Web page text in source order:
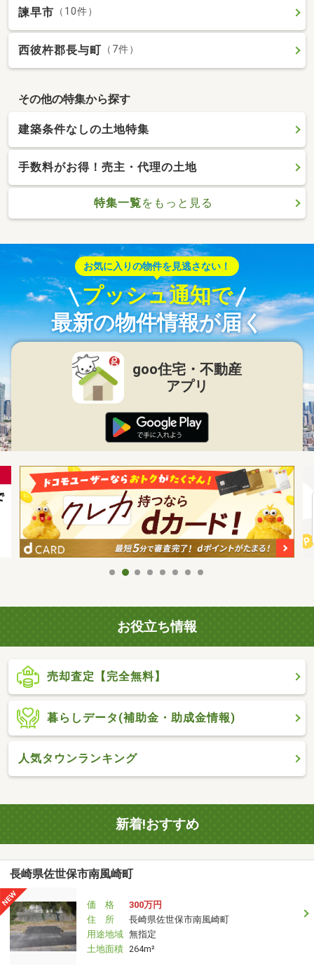
諫早市 （10件）
西彼杵郡長与町 （7件）
その他の特集から探す
建築条件なしの土地特集
手数料がお得！売主・代理の土地
特集一覧をもっと見る
お気に入りの物件を見逃さない！
プッシュ通知で
最新の物件情報が届く
goo住宅・不動産
アプリ
お役立ち情報
売却査定【完全無料】
暮らしデータ(補助金・助成金情報)
人気タウンランキング
新着!おすすめ
長崎県佐世保市南風崎町
価 格
300万円
住 所
長崎県佐世保市南風崎町
用途地域 無指定
土地面積 264m²